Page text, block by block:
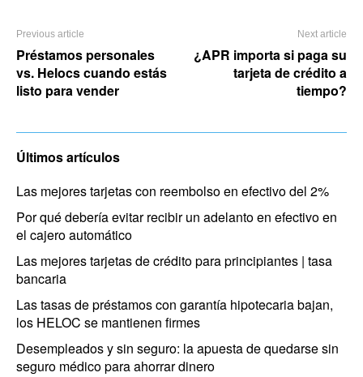
Previous article
Préstamos personales
vs. Helocs cuando estás
listo para vender
Next article
¿APR importa si paga su
tarjeta de crédito a
tiempo?
Últimos artículos
Las mejores tarjetas con reembolso en efectivo del 2%
Por qué debería evitar recibir un adelanto en efectivo en
el cajero automático
Las mejores tarjetas de crédito para principiantes | tasa
bancaria
Las tasas de préstamos con garantía hipotecaria bajan,
los HELOC se mantienen firmes
Desempleados y sin seguro: la apuesta de quedarse sin
seguro médico para ahorrar dinero